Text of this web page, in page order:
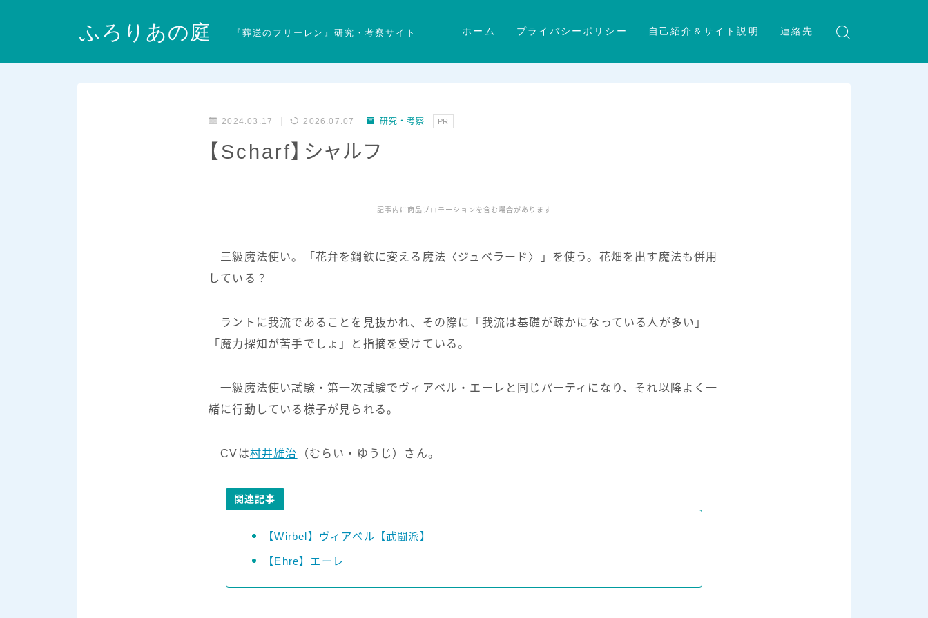
ふろりあの庭 『葬送のフリーレン』研究・考察サイト ホーム プライバシーポリシー 自己紹介＆サイト説明 連絡先
2024.03.17 2026.07.07 研究・考察 PR
【Scharf】シャルフ
記事内に商品プロモーションを含む場合があります
三級魔法使い。「花弁を鋼鉄に変える魔法〈ジュベラード〉」を使う。花畑を出す魔法も併用
している？
ラントに我流であることを見抜かれ、その際に「我流は基礎が疎かになっている人が多い」
「魔力探知が苦手でしょ」と指摘を受けている。
一級魔法使い試験・第一次試験でヴィアベル・エーレと同じパーティになり、それ以降よく一
緒に行動している様子が見られる。
CVは村井雄治 （むらい・ゆうじ）さん。
関連記事
【Wirbel】ヴィアベル【武闘派】
【Ehre】エーレ